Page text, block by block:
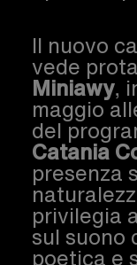
Il nuovo
vede
Miniawy,
maggio
del
Catania
presenza
privilegia
sul suono
poetica e